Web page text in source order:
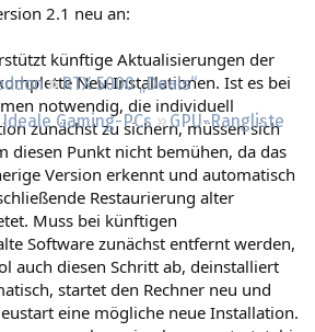
RTX 5000 „Deals“
Ideale Gaming-PCs
GPU-Rangliste
2.1 neu an:
künftige Aktualisierungen der
Neu-Installationen. Ist es bei
notwendig, die individuell
zunächst zu sichern, müssen sich
diesen Punkt nicht bemühen, da das
Version erkennt und automatisch
Restaurierung alter
Muss bei künftigen
Software zunächst entfernt werden,
auch diesen Schritt ab, deinstalliert
startet den Rechner neu und
eine mögliche neue Installation.